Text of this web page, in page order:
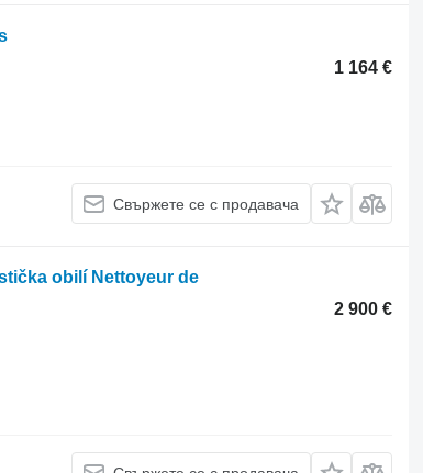
1 164 €
Свържете се с продавача
obilí Nettoyeur de
2 900 €